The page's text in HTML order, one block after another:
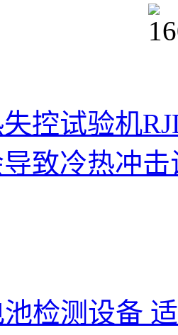
控试验机
致冷热冲
检测设备